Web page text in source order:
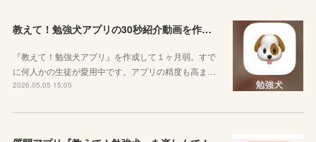
教えて！勉強犬アプリの30秒紹介動画を作成しました
『教えて！勉強犬アプリ』を作成して１ヶ月弱。すで
に何人かの生徒が愛用中です。アプリの精度も高ま…
2026.05.05 15:05